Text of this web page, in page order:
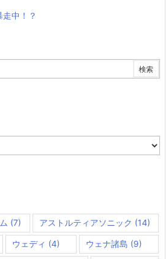
走中！？
(7) アストルティアソニック (14)
ウェディ (4) ウェナ諸島 (9)